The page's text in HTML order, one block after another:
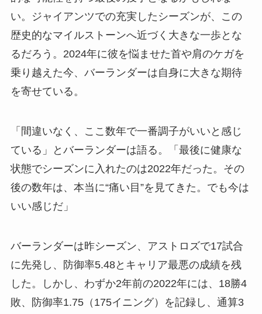
い。ジャイアンツでの充実したシーズンが、この
歴史的なマイルストーンへ近づく大きな一歩とな
るだろう。2024年に彼を悩ませた首や肩のケガを
乗り越えた今、バーランダーは自身に大きな期待
を寄せている。
「間違いなく、ここ数年で一番調子がいいと感じ
ている」とバーランダーは語る。「最後に健康な
状態でシーズンに入れたのは2022年だった。その
後の数年は、本当に“痛い目”を見てきた。でも今は
いい感じだ」
バーランダーは昨シーズン、アストロズで17試合
に先発し、防御率5.48とキャリア最悪の成績を残
した。しかし、わずか2年前の2022年には、18勝4
敗、防御率1.75（175イニング）を記録し、通算3